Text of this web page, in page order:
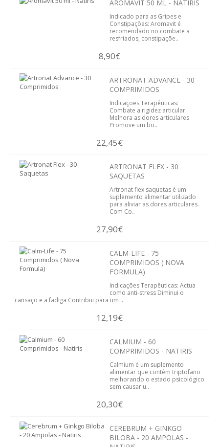
GRIPES E CONSTIPAÇÕES
INFANTIL
MEMÓRIA E CONCENTRAÇÃO
PRISÃO DE VENTRE
SISTEMA CARDIOVASCULAR
SISTEMA IMUNITÁRIO
SISTEMA OSTEOARTICULAR
SISTEMA RENAL E URINÁRIO
DEPUR
AROMAVIT 50 ML - NATIRIS
Indicado para as Gripes e
Constipações: Aromavit é
recomendado no combate a
resfriados, constipaçõe..
8,90€
ARTRONAT ADVANCE - 30
COMPRIMIDOS
Indicações Terapêuticas:
Combate a rigidez articular
Melhora as dores articulares
Promove um bo..
22,45€
ARTRONAT FLEX - 30
SAQUETAS
Artronat flex saquetas é um
suplemento alimentar utilizado
para aliviar as dores articulares.
Com Co..
27,90€
CALM-LIFE - 75
COMPRIMIDOS ( NOVA
FORMULA)
Indicações Terapêuticas: Actua
como anti-stress Diminui o
cansaço e a fadiga Contribui para um ..
12,19€
CALMIUM - 60
COMPRIMIDOS - NATIRIS
Calmium é um suplemento
alimentar que contém triptofano
melhorando o estado psicológico
sem causar u..
20,30€
CEREBRUM + GINKGO
BILOBA - 20 AMPOLAS -